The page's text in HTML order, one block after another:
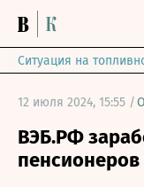
Ситуация на
12 июля 2024, 15:55 /
ВЭБ.РФ